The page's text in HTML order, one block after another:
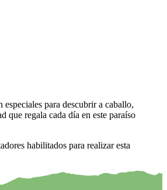
especiales para descubrir a caballo,
que regala cada día en este paraíso
habilitados para realizar esta